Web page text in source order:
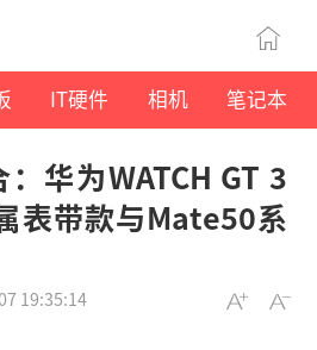
IT硬件 相机 笔记本
华为WATCH GT 3
表带款与Mate50系
19:35:14